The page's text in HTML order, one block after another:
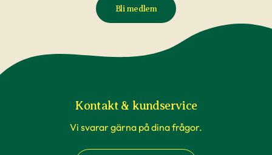
Bli medlem
Kontakt & kundservice
Vi svarar gärna på dina frågor.